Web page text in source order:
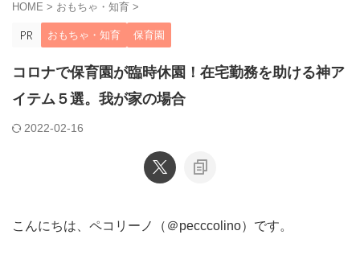
HOME > おもちゃ・知育 >
おもちゃ・知育 保育園
コロナで保育園が臨時休園！在宅勤務を助ける神ア
イテム５選。我が家の場合
2022-02-16
こんにちは、ペコリーノ（＠pecccolino）です。